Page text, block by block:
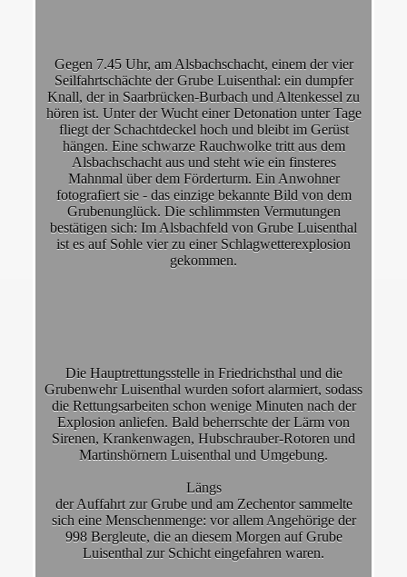
Gegen 7.45 Uhr, am Alsbachschacht, einem der vier
Seilfahrtschächte der Grube Luisenthal: ein dumpfer
Knall, der in Saarbrücken-Burbach und Altenkessel zu
hören ist. Unter der Wucht einer Detonation unter Tage
fliegt der Schachtdeckel hoch und bleibt im Gerüst
hängen. Eine schwarze Rauchwolke tritt aus dem
Alsbachschacht aus und steht wie ein finsteres
Mahnmal über dem Förderturm. Ein Anwohner
fotografiert sie - das einzige bekannte Bild von dem
Grubenunglück. Die schlimmsten Vermutungen
bestätigen sich: Im Alsbachfeld von Grube Luisenthal
ist es auf Sohle vier zu einer Schlagwetterexplosion
gekommen.
Die Hauptrettungsstelle in Friedrichsthal und die
Grubenwehr Luisenthal wurden sofort alarmiert, sodass
die Rettungsarbeiten schon wenige Minuten nach der
Explosion anliefen. Bald beherrschte der Lärm von
Sirenen, Krankenwagen, Hubschrauber-Rotoren und
Martinshörnern Luisenthal und Umgebung.
Längs
der Auffahrt zur Grube und am Zechentor sammelte
sich eine Menschenmenge: vor allem Angehörige der
998 Bergleute, die an diesem Morgen auf Grube
Luisenthal zur Schicht eingefahren waren.
Ein Tondokument!
im Bergbau!